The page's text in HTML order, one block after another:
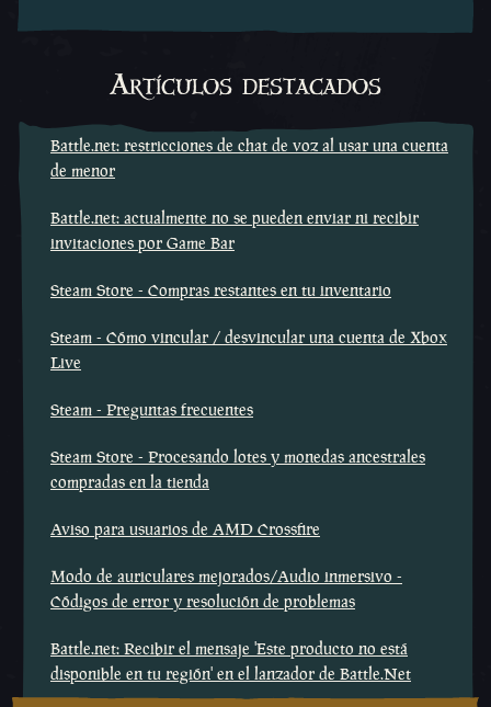
Artículos destacados
Battle.net: restricciones de chat de voz al usar una cuenta
de menor
Battle.net: actualmente no se pueden enviar ni recibir
invitaciones por Game Bar
Steam Store - Compras restantes en tu inventario
Steam - Cómo vincular / desvincular una cuenta de Xbox
Live
Steam - Preguntas frecuentes
Steam Store - Procesando lotes y monedas ancestrales
compradas en la tienda
Aviso para usuarios de AMD Crossfire
Modo de auriculares mejorados/Audio inmersivo -
Códigos de error y resolución de problemas
Battle.net: Recibir el mensaje 'Este producto no está
disponible en tu región' en el lanzador de Battle.Net